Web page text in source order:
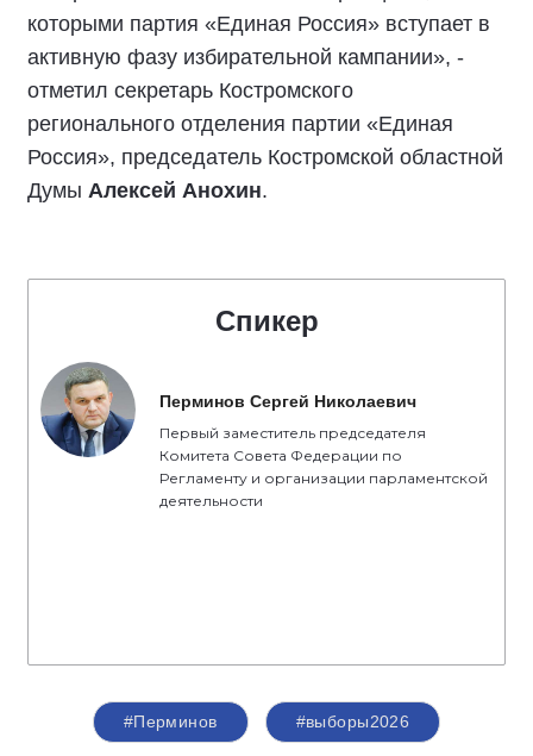
нравственно-этическими нормами.
«Подписали соглашение с представителями
политических партий. Лично для меня, как для
представителя партии «Единая Россия»,
избирателями. Это основные принципы, с
которыми партия «Единая Россия» вступает в